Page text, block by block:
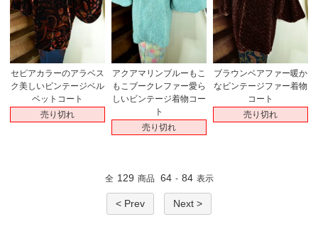
セピアカラーのアラベス
ク美しいビンテージベル
ベットコート
売り切れ
アクアマリンブルーもこ
もこブークレファー愛ら
しいビンテージ着物コー
ト
売り切れ
ブラウンベアファー暖か
なビンテージファー着物
コート
売り切れ
全 129 商品 64 - 84 表示
< Prev Next >